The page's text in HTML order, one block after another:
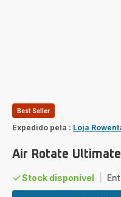
Best Seller
Expedido pela : Loja
Air Rotate
Stock disponível